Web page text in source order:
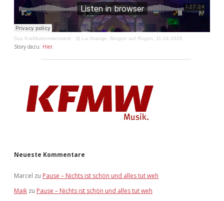
Das Kraftfuttermischwerk · @ La Grange, Bergen auf Rügen, 11.04.2026
Story dazu: Hier.
Neueste Kommentare
Marcel zu Pause – Nichts ist schön und alles tut weh
Maik zu Pause – Nichts ist schön und alles tut weh